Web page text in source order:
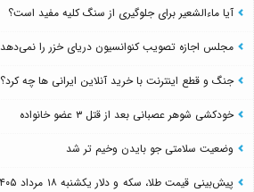
آیا ماءالشعیر برای جلوگیری از سنگ کلیه مفید است؟
مجلس اجازه تصویب کنوانسیون دریای خزر را نمی‌دهد
جنگ و قطع اینترنت با خرید آنلاین ایرانی ها چه کرد؟
خودکشی شوهر عصبانی بعد از قتل ۳ عضو خانواده
وضعیت سلامتی جو بایدن وخیم تر شد